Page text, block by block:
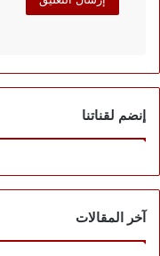
إنضم لقناتنا
آخر المقالات